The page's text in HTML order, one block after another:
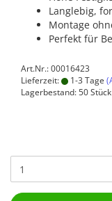
Langlebig,
Montage
Perfekt für
Art.Nr.: 00016423
Lieferzeit:
1-3 Tage
Lagerbestand: 50